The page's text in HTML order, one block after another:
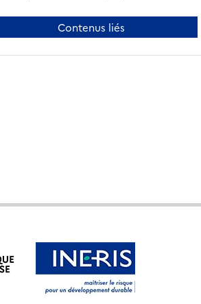
Contenus liés